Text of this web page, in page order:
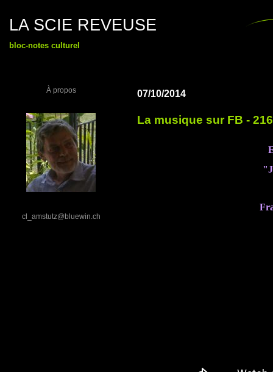
LA SCIE REVEUSE
bloc-notes culturel
À propos
cl_amstutz@bluewin.ch
07/10/2014
La musique sur FB -